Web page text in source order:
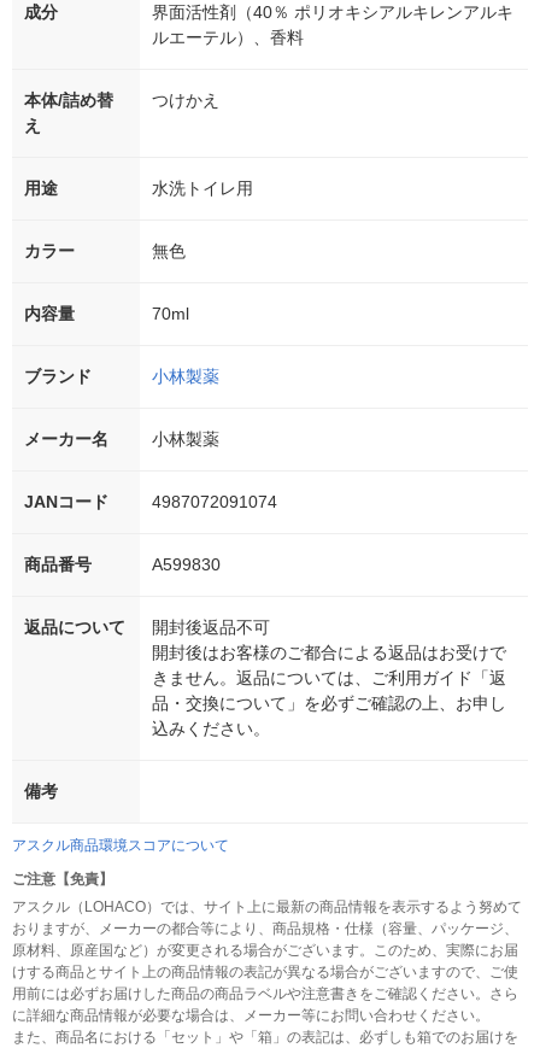
成分
界面活性剤（40％ ポリオキシアルキレンアルキ
ルエーテル）、香料
本体/詰め替
え
つけかえ
用途 水洗トイレ用
カラー 無色
内容量 70ml
ブランド 小林製薬
メーカー名 小林製薬
JANコード 4987072091074
商品番号 A599830
返品について
開封後返品不可
開封後はお客様のご都合による返品はお受けで
きません。返品については、ご利用ガイド「返
品・交換について」を必ずご確認の上、お申し
込みください。
備考
アスクル商品環境スコアについて
ご注意【免責】
アスクル（LOHACO）では、サイト上に最新の商品情報を表示するよう努めて
おりますが、メーカーの都合等により、商品規格・仕様（容量、パッケージ、
原材料、原産国など）が変更される場合がございます。このため、実際にお届
けする商品とサイト上の商品情報の表記が異なる場合がございますので、ご使
用前には必ずお届けした商品の商品ラベルや注意書きをご確認ください。さら
に詳細な商品情報が必要な場合は、メーカー等にお問い合わせください。
また、商品名における「セット」や「箱」の表記は、必ずしも箱でのお届けを